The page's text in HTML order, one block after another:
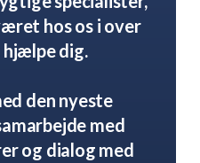
hos os i over
hjælpe dig.
den nyeste
med
og dialog med